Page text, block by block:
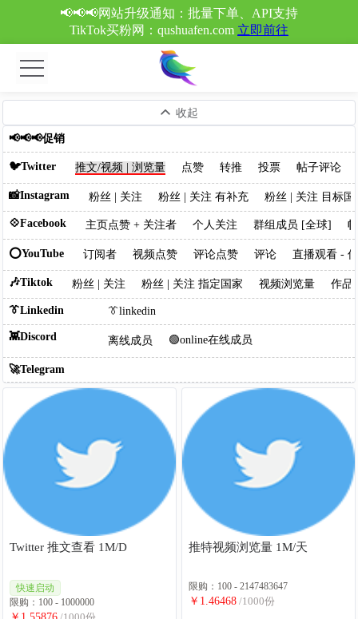
📢📢📢网站升级通知：批量下单、API支持
TikTok买粉网：qushuafen.com 立即前往
收起
📢📢📢促销
🐦Twitter 推文/视频 | 浏览量 点赞 转推 投票 帖子评论
📸Instagram 粉丝 | 关注 粉丝 | 关注 有补充 粉丝 | 关注 目标国
💠Facebook 主页点赞 + 关注者 个人关注 群组成员 [全球]
⭕YouTube 订阅者 视频点赞 评论点赞 评论 直播观看 -
🎶Tiktok 粉丝 | 关注 粉丝 | 关注 指定国家 视频浏览量 作品
👔Linkedin 👔linkedin
👾Discord 离线成员 🟢online在线成员
🚀Telegram
Twitter 推文查看 1M/D
快速启动
限购：100 - 1000000
推特视频浏览量 1M/天
限购：100 - 2147483647
￥1.46468 /1000份